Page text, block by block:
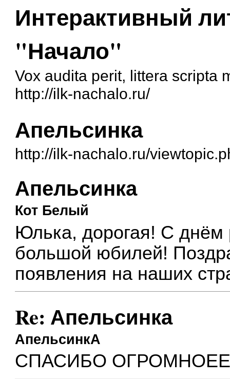
Интерактивный
"Начало"
Vox audita perit, littera scripta
http://ilk-nachalo.ru/
Апельсинка
http://ilk-nachalo.ru/
Апельсинка
Кот Белый
Юлька, дорогая! С
большой юбилей!
появления на наших
Re: Апельсинка
АпельсинкА
СПАСИБО